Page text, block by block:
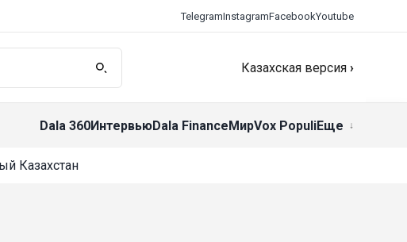
TelegramInstagramFacebookYoutube
Казахская версия ›
Dala 360ИнтервьюDala FinanceМирVox PopuliЕще
Казахстан